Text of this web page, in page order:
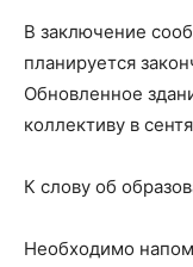
В заключение
планируется
Обновленное
коллективу в
К слову об
Необходимо